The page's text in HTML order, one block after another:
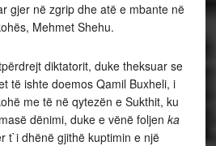
gjer në zgrip dhe atë e mbante në
Mehmet Shehu.
diktatorit, duke theksuar se
të ishte doemos Qamil Buxheli, i
me të në qytezën e Sukthit, ku
dënimi, duke e vënë foljen ka
t`i dhënë gjithë kuptimin e një